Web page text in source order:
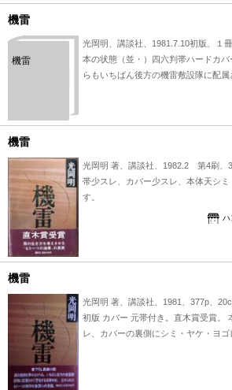
機雷
機雷
光岡明、講談社、1981.7.10初版、１冊
本の状態（並・）四六判帯ハードカ
らもいちばん後方の機雷敷設隊に配
機雷
光岡明 著、講談社、1982.2 第4刷、
帯少スレ、カバー少スレ、本体天シ
す。
ハ
機雷
光岡明 著、講談社、1981、377p、
初版 カバー 元帯付き。直木賞受賞。
レ、カバーの裏側にシミ・ヤケ・ヨ